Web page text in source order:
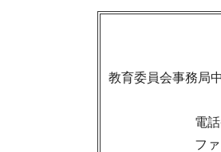
教育委員会事務局
電
フ